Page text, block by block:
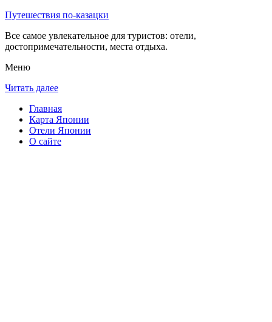
Путешествия по-казацки
Все самое увлекательное для туристов: отели,
достопримечательности, места отдыха.
Меню
Читать далее
Главная
Карта Японии
Отели Японии
О сайте